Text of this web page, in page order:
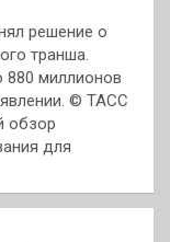
решение о
транша.
880 миллионов
© ТАСС
обзор
для